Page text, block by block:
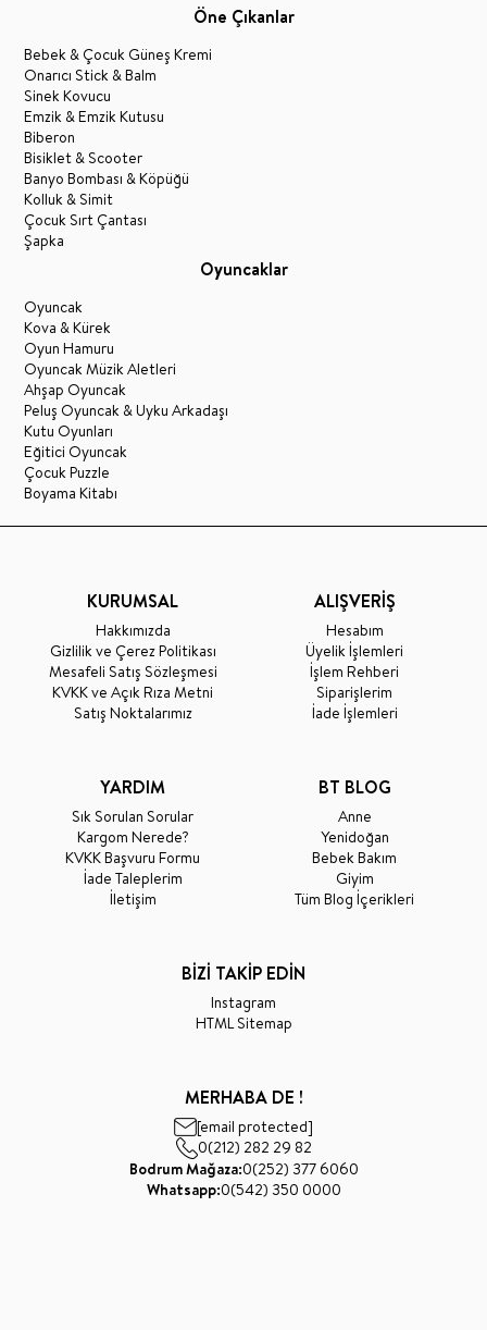
Öne Çıkanlar
Bebek & Çocuk Güneş Kremi
Onarıcı Stick & Balm
Sinek Kovucu
Emzik & Emzik Kutusu
Biberon
Bisiklet & Scooter
Banyo Bombası & Köpüğü
Kolluk & Simit
Çocuk Sırt Çantası
Şapka
Oyuncaklar
Oyuncak
Kova & Kürek
Oyun Hamuru
Oyuncak Müzik Aletleri
Ahşap Oyuncak
Peluş Oyuncak & Uyku Arkadaşı
Kutu Oyunları
Eğitici Oyuncak
Çocuk Puzzle
Boyama Kitabı
KURUMSAL
Hakkımızda
Gizlilik ve Çerez Politikası
Mesafeli Satış Sözleşmesi
KVKK ve Açık Rıza Metni
Satış Noktalarımız
ALIŞVERİŞ
Hesabım
Üyelik İşlemleri
İşlem Rehberi
Siparişlerim
İade İşlemleri
YARDIM
Sık Sorulan Sorular
Kargom Nerede?
KVKK Başvuru Formu
İade Taleplerim
İletişim
BT BLOG
Anne
Yenidoğan
Bebek Bakım
Giyim
Tüm Blog İçerikleri
BİZİ TAKİP EDİN
Instagram
HTML Sitemap
MERHABA DE !
[email protected]
0(212) 282 29 82
Bodrum Mağaza:0(252) 377 6060
Whatsapp:0(542) 350 0000